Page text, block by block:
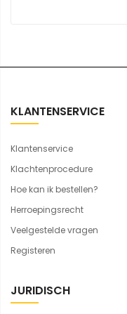
KLANTENSERVICE
Klantenservice
Klachtenprocedure
Hoe kan ik bestellen?
Herroepingsrecht
Veelgestelde vragen
Registeren
JURIDISCH